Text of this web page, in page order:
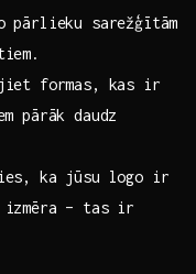
sarežģītām
formas, kas ir
pārāk daudz
ka ‌jūsu logo ir
izmēra – tas ir